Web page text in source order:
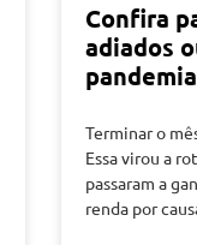
Confira
adiados
pandemia
Terminar o
Essa virou a
passaram a
renda por